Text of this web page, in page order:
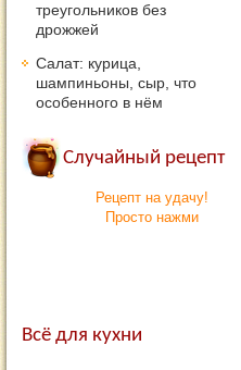
треугольников без
дрожжей
Салат: курица,
шампиньоны, сыр, что
особенного в нём
Случайный рецепт
Рецепт на удачу!
Просто нажми
Всё для кухни